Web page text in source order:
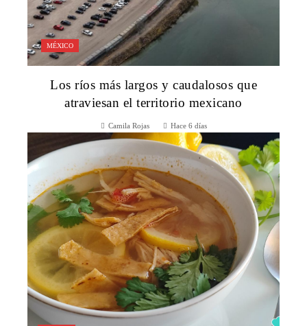
MÉXICO
Los ríos más largos y caudalosos que
atraviesan el territorio mexicano
Camila Rojas Hace 6 días